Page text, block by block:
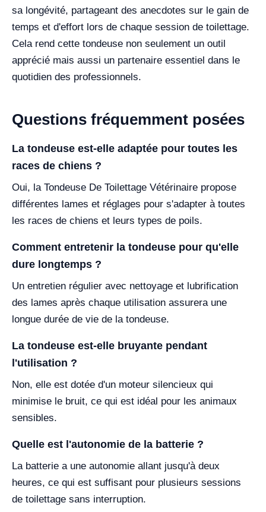
sa longévité, partageant des anecdotes sur le gain de
temps et d'effort lors de chaque session de toilettage.
Cela rend cette tondeuse non seulement un outil
apprécié mais aussi un partenaire essentiel dans le
quotidien des professionnels.
Questions fréquemment posées
La tondeuse est-elle adaptée pour toutes les
races de chiens ?
Oui, la Tondeuse De Toilettage Vétérinaire propose
différentes lames et réglages pour s'adapter à toutes
les races de chiens et leurs types de poils.
Comment entretenir la tondeuse pour qu'elle
dure longtemps ?
Un entretien régulier avec nettoyage et lubrification
des lames après chaque utilisation assurera une
longue durée de vie de la tondeuse.
La tondeuse est-elle bruyante pendant
l'utilisation ?
Non, elle est dotée d'un moteur silencieux qui
minimise le bruit, ce qui est idéal pour les animaux
sensibles.
Quelle est l'autonomie de la batterie ?
La batterie a une autonomie allant jusqu'à deux
heures, ce qui est suffisant pour plusieurs sessions
de toilettage sans interruption.